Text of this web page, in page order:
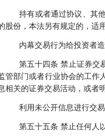
持有或者通过协议、其他
股份，本法另有规定的，适
内幕交易行为给投资者造
第五十四条 禁止证券交易
管部门或者行业协会的工作
相关的证券交易活动，或者
利用未公开信息进行交易
第五十五条 禁止任何人以